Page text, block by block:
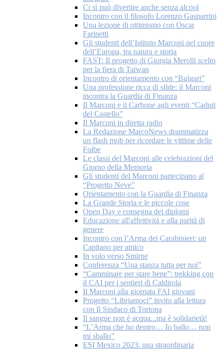
Ci si può divertire anche senza alcool
Incontro con il filosofo Lorenzo Gasparrini
Una lezione di ottimismo con Oscar
Farinetti
Gli studenti dell’Istituto Marconi nel cuore
dell’Europa, tra natura e storia
FAST: Il progetto di Giorgia Merolli scelto
per la fiera di Taiwan
Incontro di orientamento con “Bulgari”
Una professione ricca di sfide: il Marconi
incontra la Guardia di Finanza
Il Marconi e il Carbone agli eventi “Caduti
del Castello”
Il Marconi in diretta radio
La Redazione MarcoNews drammatizza
un flash mob per ricordare le vittime delle
Foibe
Le classi del Marconi alle celebrazioni del
Giorno della Memoria
Gli studenti del Marconi partecipano al
“Progetto Neve”
Orientamento con la Guardia di Finanza
La Grande Storia e le piccole cose
Open Day e consegna dei diplomi
Educazione all'affettività e alla parità di
genere
Incontro con l’Arma dei Carabinieri: un
Capitano per amico
In volo verso Smirne
Conferenza “Una stanza tutta per noi”
“Camminare per stare bene”: trekking con
il CAI per i sentieri di Caldirola
Il Marconi alla giornata FAI giovani
Progetto “Libriamoci” invito alla lettura
con Il Sindaco di Tortona
Il sangue non è acqua...ma è solidarietà!
“L’Arma che ho dentro… Io ballo… non
mi sballo”
ESI Mexico 2023: una straordinaria